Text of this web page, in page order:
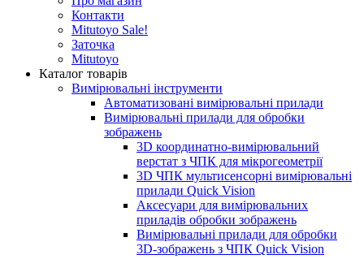
Контакти
Mitutoyo Sale!
Заточка
Mitutoyo
Каталог товарів
Вимірювальні інструменти
Автоматизовані вимірювальні прилади
Вимірювальні прилади для обробки
зображень
3D координатно-вимірювальний
верстат з ЧПК для мікрогеометрії
3D ЧПК мультисенсорні вимірювальні
прилади Quick Vision
Аксесуари для вимірювальних
приладів обробки зображень
Вимірювальні прилади для обробки
3D-зображень з ЧПК Quick Vision